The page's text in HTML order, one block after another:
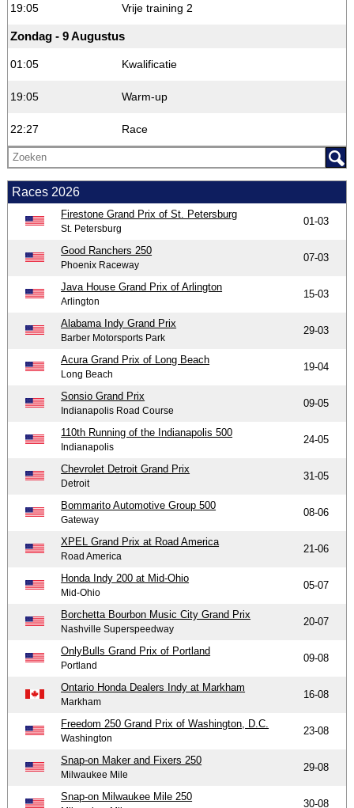
19:05 Vrije training 2
Zondag - 9 Augustus
01:05 Kwalificatie
19:05 Warm-up
22:27 Race
Races 2026
Firestone Grand Prix of St. Petersburg
St. Petersburg
01-03
Good Ranchers 250
Phoenix Raceway
07-03
Java House Grand Prix of Arlington
Arlington
15-03
Alabama Indy Grand Prix
Barber Motorsports Park
29-03
Acura Grand Prix of Long Beach
Long Beach
19-04
Sonsio Grand Prix
Indianapolis Road Course
09-05
110th Running of the Indianapolis 500
Indianapolis
24-05
Chevrolet Detroit Grand Prix
Detroit
31-05
Bommarito Automotive Group 500
Gateway
08-06
XPEL Grand Prix at Road America
Road America
21-06
Honda Indy 200 at Mid-Ohio
Mid-Ohio
05-07
Borchetta Bourbon Music City Grand Prix
Nashville Superspeedway
20-07
OnlyBulls Grand Prix of Portland
Portland
09-08
Ontario Honda Dealers Indy at Markham
Markham
16-08
Freedom 250 Grand Prix of Washington, D.C.
Washington
23-08
Snap-on Maker and Fixers 250
Milwaukee Mile
29-08
Snap-on Milwaukee Mile 250
30-08